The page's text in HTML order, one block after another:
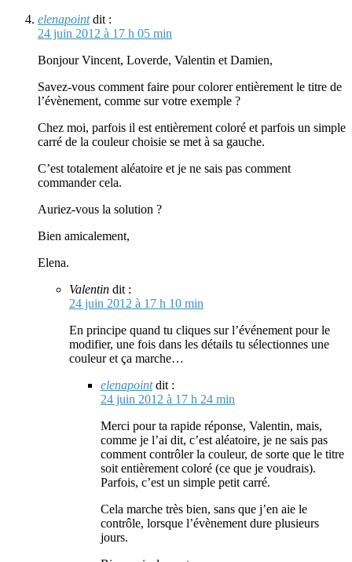
elenapoint dit :
24 juin 2012 à 17 h 05 min
Bonjour Vincent, Loverde, Valentin et Damien,
Savez-vous comment faire pour colorer entièrement le titre de
l’évènement, comme sur votre exemple ?
Chez moi, parfois il est entièrement coloré et parfois un simple
carré de la couleur choisie se met à sa gauche.
C’est totalement aléatoire et je ne sais pas comment
commander cela.
Auriez-vous la solution ?
Bien amicalement,
Elena.
Valentin dit :
24 juin 2012 à 17 h 10 min
En principe quand tu cliques sur l’événement pour le
modifier, une fois dans les détails tu sélectionnes une
couleur et ça marche…
elenapoint dit :
24 juin 2012 à 17 h 24 min
Merci pour ta rapide réponse, Valentin, mais,
comme je l’ai dit, c’est aléatoire, je ne sais pas
comment contrôler la couleur, de sorte que le titre
soit entièrement coloré (ce que je voudrais).
Parfois, c’est un simple petit carré.
Cela marche très bien, sans que j’en aie le
contrôle, lorsque l’évènement dure plusieurs
jours.